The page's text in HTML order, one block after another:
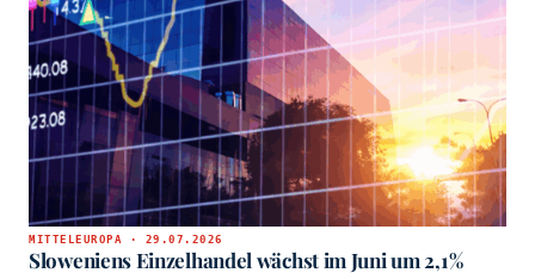
MITTELEUROPA · 29.07.2026
Sloweniens Einzelhandel wächst im Juni um 2,1%